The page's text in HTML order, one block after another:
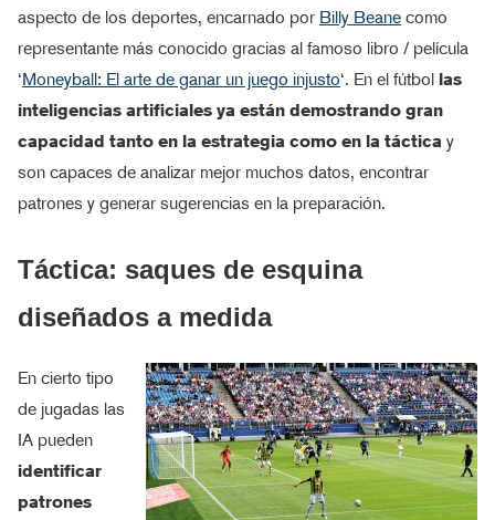
aspecto de los deportes, encarnado por Billy Beane como
representante más conocido gracias al famoso libro / película
‘Moneyball: El arte de ganar un juego injusto‘. En el fútbol las
inteligencias artificiales ya están demostrando gran
capacidad tanto en la estrategia como en la táctica y
son capaces de analizar mejor muchos datos, encontrar
patrones y generar sugerencias en la preparación.
Táctica: saques de esquina
diseñados a medida
En cierto tipo
de jugadas las
IA pueden
identificar
patrones